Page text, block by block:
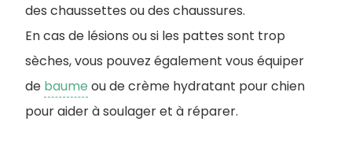
des chaussettes ou des chaussures.
En cas de lésions ou si les pattes sont trop
sèches, vous pouvez également vous équiper
de baume ou de crème hydratant pour chien
pour aider à soulager et à réparer.